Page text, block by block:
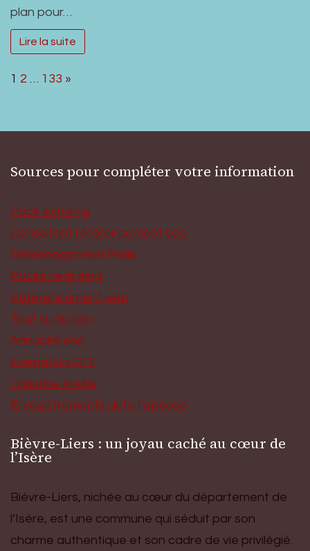
plan pour…
Lire la suite
Page:
1 2 … 133 Next
»
Sources pour compléter votre information
Pack extrême
Consultant référencement seo
Déménagement Paris
Packs netlinking
Référencement web
Tout sur le seo
Annuaire seo
Formation EFT
Christine André
Enregistrements auto hypnose
Bièvre-Liers : un joyau caché au cœur de
l’Isère
Bièvre-Liers, nichée au cœur du département de
l’Isère, est une commune qui séduit par son
charme authentique et son cadre de vie privilégié.